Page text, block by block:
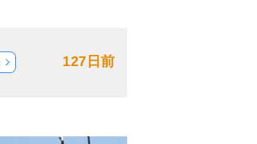
127日前